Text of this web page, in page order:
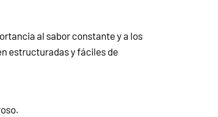
al sabor constante y a los
estructuradas y fáciles de